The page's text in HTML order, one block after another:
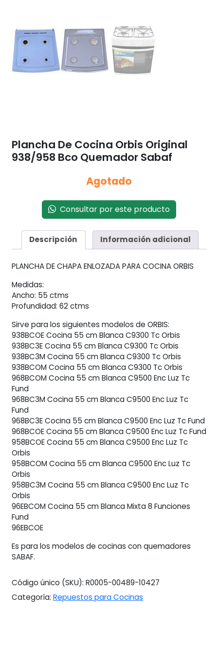
Plancha De Cocina Orbis Original
938/958 Bco Quemador Sabaf
Agotado
Consultar por este producto
Descripción Información adicional
PLANCHA DE CHAPA ENLOZADA PARA COCINA ORBIS
Medidas:
Ancho: 55 ctms
Profundidad: 62 ctms
Sirve para los siguientes modelos de ORBIS:
938BCOE Cocina 55 cm Blanca C9300 Tc Orbis
938BC3E Cocina 55 cm Blanca C9300 Tc Orbis
938BC3M Cocina 55 cm Blanca C9300 Tc Orbis
938BCOM Cocina 55 cm Blanca C9300 Tc Orbis
968BCOM Cocina 55 cm Blanca C9500 Enc Luz Tc
Fund
968BC3M Cocina 55 cm Blanca C9500 Enc Luz Tc
Fund
968BC3E Cocina 55 cm Blanca C9500 Enc Luz Tc Fund
968BCOE Cocina 55 cm Blanca C9500 Enc Luz Tc Fund
958BCOE Cocina 55 cm Blanca C9500 Enc Luz Tc
Orbis
958BCOM Cocina 55 cm Blanca C9500 Enc Luz Tc
Orbis
958BC3M Cocina 55 cm Blanca C9500 Enc Luz Tc
Orbis
96EBCOM Cocina 55 cm Blanca Mixta 8 Funciones
Fund
96EBCOE
Es para los modelos de cocinas con quemadores
SABAF.
Código único (SKU): R0005-00489-10427
Categoría: Repuestos para Cocinas